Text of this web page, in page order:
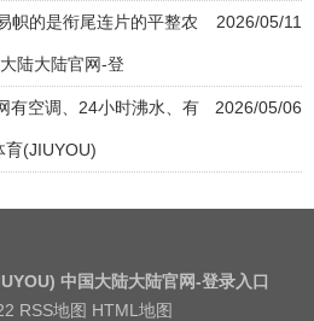
2026/05/11
帜的是衔尾连片的平整农
陆大陆官网-登
2026/05/06
有空调、24小时沸水、有
育(JIUYOU)
中国大陆大陆官网-登录入口
RSS地图 HTML地图